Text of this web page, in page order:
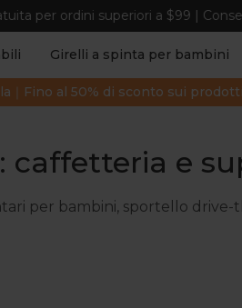
superiori a $99 | Consegna in 3-
Girelli a spinta per bambini
｜Fino al 50% di sconto sui
caffetteria e
per bambini, sportello